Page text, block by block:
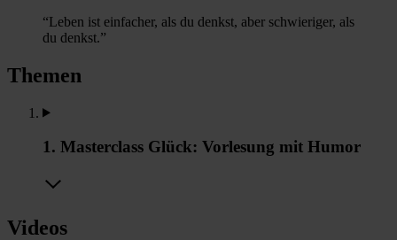
“Leben ist einfacher, als du denkst, aber schwieriger, als
du denkst.”
Themen
1. Masterclass Glück: Vorlesung mit Humor
Videos